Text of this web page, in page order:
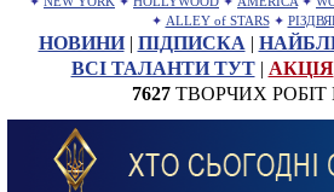
✦ ALLEY of STARS ✦
НОВИНИ| ПІДПИСКА |
ВСІ ТАЛАНТИ ТУТ| АКЦІЯ
7627ТВОРЧИХ РОБІТ